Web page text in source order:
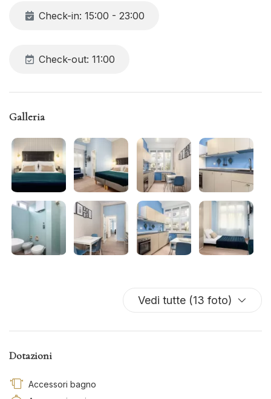
Check-in: 15:00 - 23:00
Check-out: 11:00
Galleria
Vedi tutte (13 foto)
Dotazioni
Accessori bagno